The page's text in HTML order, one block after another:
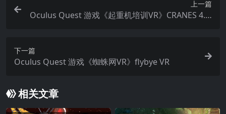
上一篇
Oculus Quest 游戏《起重机培训VR》CRANES 4.0:
下一篇
Oculus Quest 游戏《蜘蛛网VR》flybye VR
相关文章